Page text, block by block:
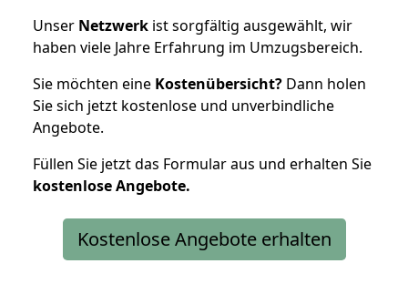
Unser Netzwerk ist sorgfältig ausgewählt, wir
haben viele Jahre Erfahrung im Umzugsbereich.
Sie möchten eine Kostenübersicht? Dann holen
Sie sich jetzt kostenlose und unverbindliche
Angebote.
Füllen Sie jetzt das Formular aus und erhalten Sie
kostenloseAngebote.
Kostenlose Angebote erhalten